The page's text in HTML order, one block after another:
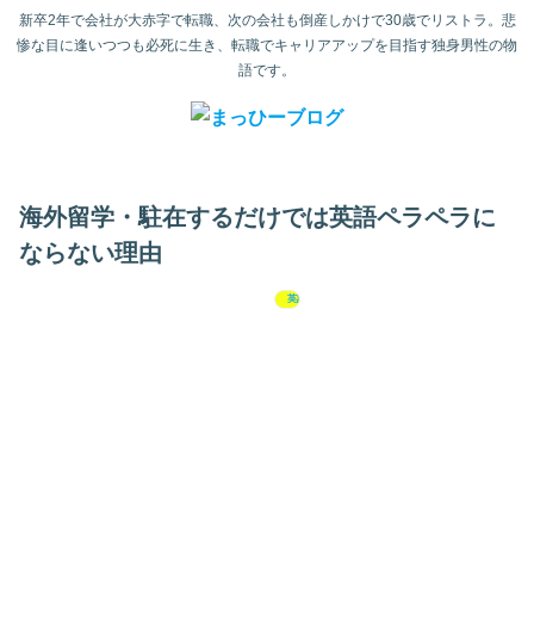
新卒2年で会社が大赤字で転職、次の会社も倒産しかけで30歳でリストラ。悲
惨な目に逢いつつも必死に生き、転職でキャリアアップを目指す独身男性の物
語です。
海外留学・駐在するだけでは英語ペラペラに
ならない理由
英語学習